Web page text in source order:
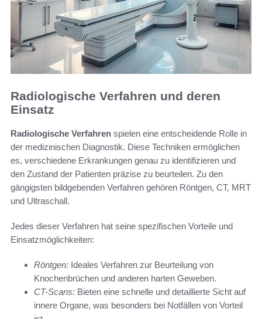
Radiologische Verfahren und deren
Einsatz
Radiologische Verfahren spielen eine entscheidende Rolle in
der medizinischen Diagnostik. Diese Techniken ermöglichen
es, verschiedene Erkrankungen genau zu identifizieren und
den Zustand der Patienten präzise zu beurteilen. Zu den
gängigsten bildgebenden Verfahren gehören Röntgen, CT, MRT
und Ultraschall.
Jedes dieser Verfahren hat seine spezifischen Vorteile und
Einsatzmöglichkeiten:
Röntgen: Ideales Verfahren zur Beurteilung von
Knochenbrüchen und anderen harten Geweben.
CT-Scans: Bieten eine schnelle und detaillierte Sicht auf
innere Organe, was besonders bei Notfällen von Vorteil